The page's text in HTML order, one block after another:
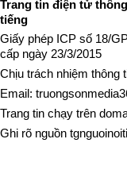
Trang tin điện tử
tiếng
Giấy phép ICP số 18/
cấp ngày 23/3/2015
Chịu trách nhiệm thông
Email:
Trang tin chạy trên
Ghi rõ nguồn